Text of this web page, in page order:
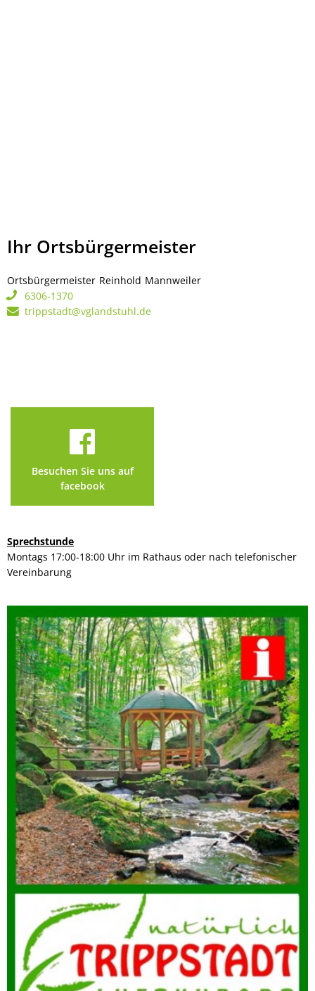
Ihr Ortsbürgermeister
Ortsbürgermeister Reinhold Mannweiler
6306-1370
trippstadt@vglandstuhl.de
Besuchen Sie uns auf
facebook
Sprechstunde
Montags 17:00-18:00 Uhr im Rathaus oder nach telefonischer
Vereinbarung